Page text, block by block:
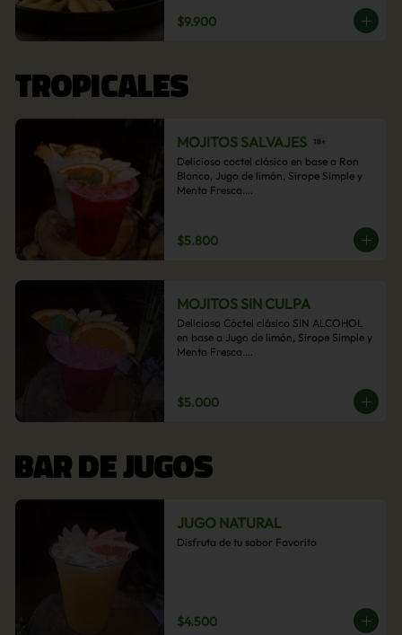
acompañamiento de papas fritas.
$9.900
TROPICALES
MOJITOS SALVAJES
Delicioso coctel clásico en base a Ron
Blanco, Jugo de limón, Sirope Simple y
Menta Fresca.
$5.800
MOJITOS SIN CULPA
Delicioso Cóctel clásico SIN ALCOHOL
en base a Jugo de limón, Sirope Simple y
Menta Fresca.
$5.000
BAR DE JUGOS
JUGO NATURAL
Disfruta de tu sabor Favorito
$4.500